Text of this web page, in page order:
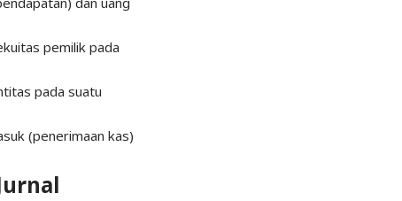
pemilik pada
pada suatu
(penerimaan kas)